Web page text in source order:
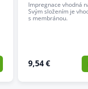
Impregnace vhodná
Svým složením je
s membránou.
9,54 €